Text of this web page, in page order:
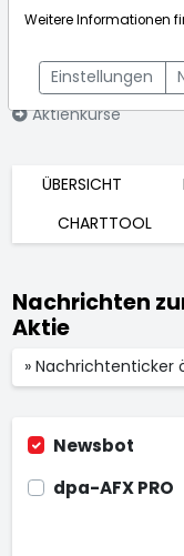
Networks Inc
[WKN: A1JZ0Q | ISIN:
US6974351057]
Aktienkurse
ÜBERSICHT
CHARTTOOL
Nachrichten
Aktie
» Nachrichtenticker
Newsbot
dpa-AFX PRO
Weitere Informationen
Einstellungen